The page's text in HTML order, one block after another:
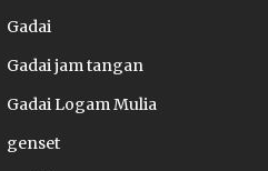
Gadai
Gadai jam tangan
Gadai Logam Mulia
genset